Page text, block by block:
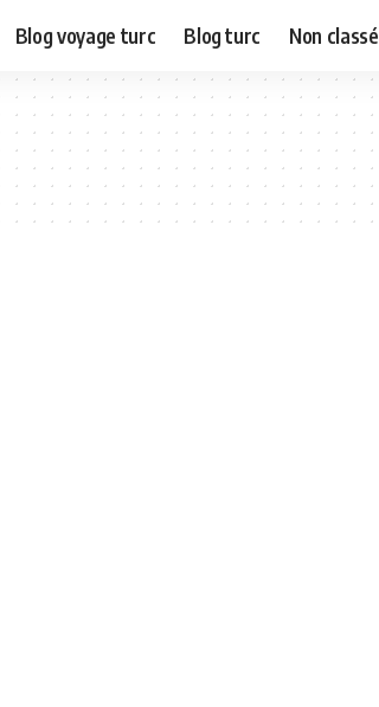
Blog voyage turc Blog turc Non classé